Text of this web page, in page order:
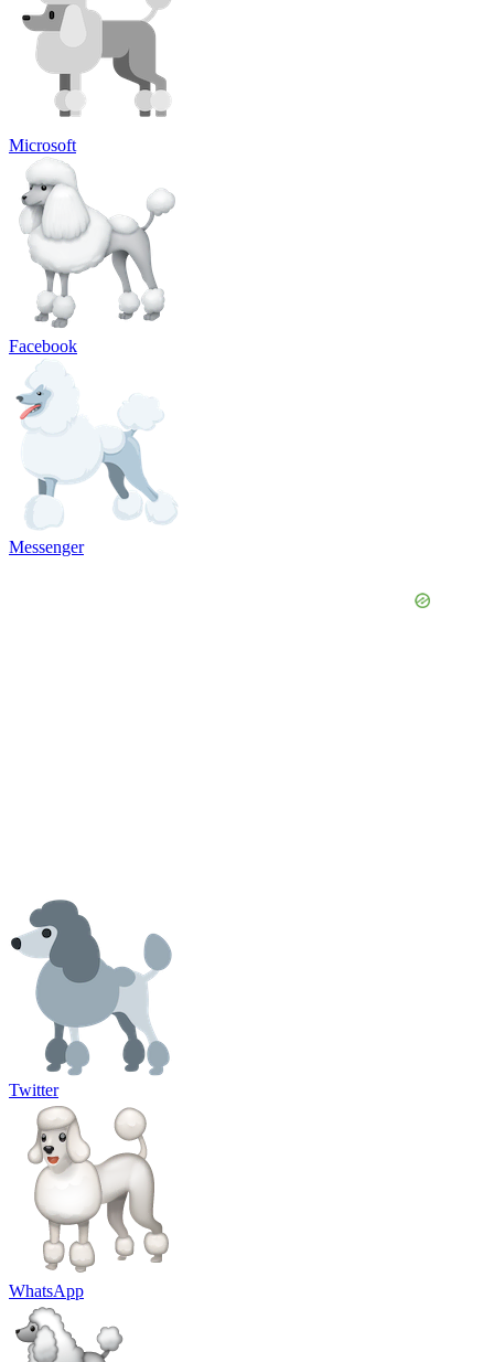
Microsoft
Facebook
Messenger
Twitter
WhatsApp